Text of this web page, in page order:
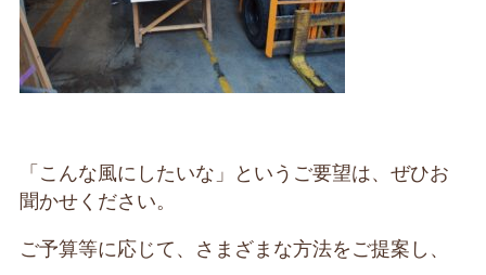
「こんな風にしたいな」というご要望は、ぜひお
聞かせください。
ご予算等に応じて、さまざまな方法をご提案し、